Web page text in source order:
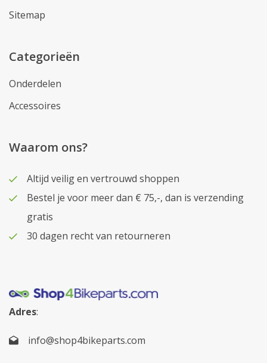
Sitemap
Categorieën
Onderdelen
Accessoires
Waarom ons?
Altijd veilig en vertrouwd shoppen
Bestel je voor meer dan € 75,-, dan is verzending
gratis
30 dagen recht van retourneren
Adres:
info@shop4bikeparts.com